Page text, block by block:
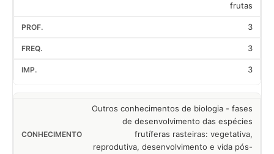
frutas
3
3
3
Outros conhecimentos de biologia - fases
de desenvolvimento das espécies
frutíferas rasteiras: vegetativa,
reprodutiva, desenvolvimento e vida pós-